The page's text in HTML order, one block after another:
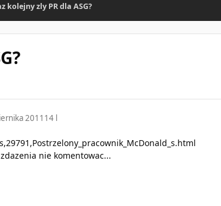
kolejny zly PR dla ASG?
2011 14 l
nie komentowac...